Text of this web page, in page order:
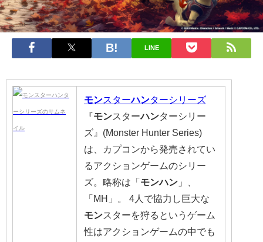
LINE
モンスターハンターシリーズ
『モンスターハンターシリー
ズ』(Monster Hunter Series)
は、カプコンから発売されてい
るアクションゲームのシリー
ズ。略称は「 モンハン 」、
「MH」。 4人で協力し巨大な
モンスターを狩るというゲーム
性はアクションゲームの中でも